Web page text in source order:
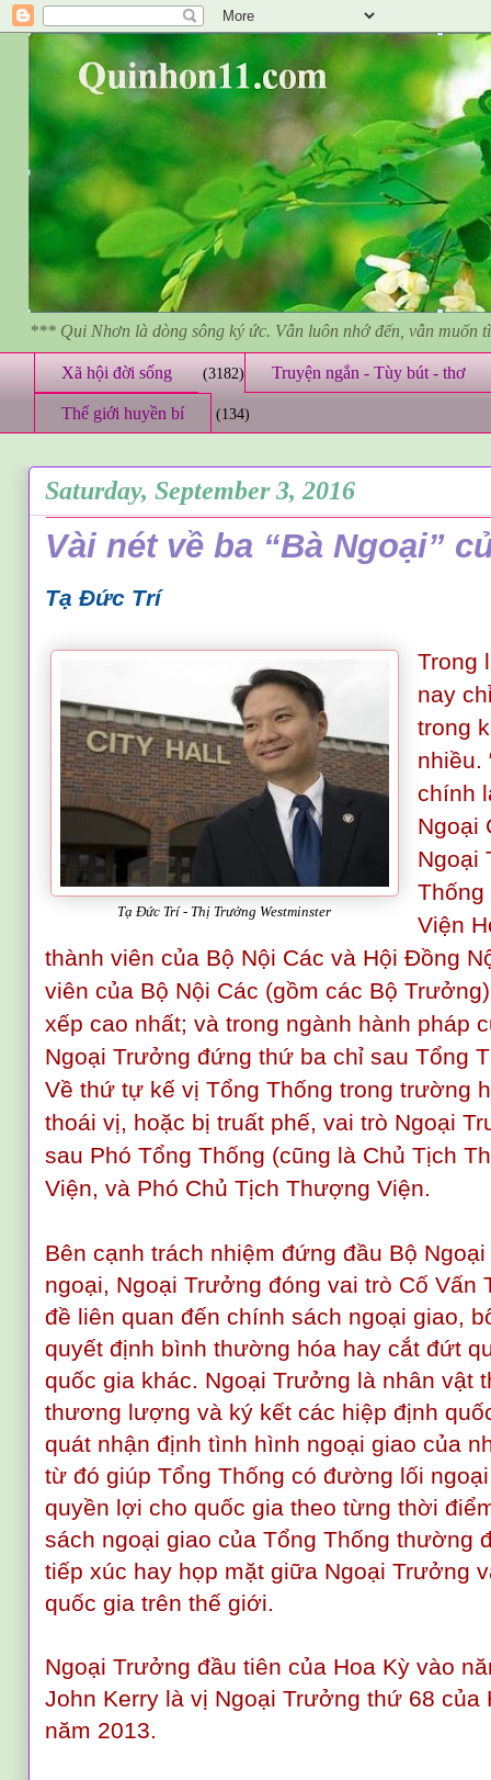
*** Qui Nhơn là dòng sông ký ức. Vẫn luôn nhớ đến, vẫn muốn
Xã hội đời sống (3182) Truyện ngắn - Tùy bút - thơ
Thế giới huyền bí (134)
Saturday, September 3, 2016
Vài nét về ba “Bà Ngoại”
Tạ Đức Trí
Tạ Đức Trí - Thị Trưởng Westminster
Trong
nay
trong
nhiều.
chính
Ngoại
Ngoại
Viện
thành viên của Bộ Nội Các và Hội Đồng
viên của Bộ Nội Các (gồm các Bộ
xếp cao nhất; và trong ngành hành pháp
Ngoại Trưởng đứng thứ ba chỉ sau Tổng
Về thứ tự kế vị Tổng Thống trong trường
thoái vị, hoặc bị truất phế, vai trò Ngoại
sau Phó Tổng Thống (cũng là Chủ Tịch
Viện, và Phó Chủ Tịch Thượng Viện.
Bên cạnh trách nhiệm đứng đầu Bộ
ngoại, Ngoại Trưởng đóng vai trò Cố Vấn
đề liên quan đến chính sách ngoại giao,
quyết định bình thường hóa hay cắt đứt
quốc gia khác. Ngoại Trưởng là nhân vật
thương lượng và ký kết các hiệp định
quát nhận định tình hình ngoại giao của
từ đó giúp Tổng Thống có đường lối
quyền lợi cho quốc gia theo từng thời
sách ngoại giao của Tổng Thống thường
tiếp xúc hay họp mặt giữa Ngoại Trưởng
quốc gia trên thế giới.
Ngoại Trưởng đầu tiên của Hoa Kỳ vào
John Kerry là vị Ngoại Trưởng thứ 68 của
năm 2013.